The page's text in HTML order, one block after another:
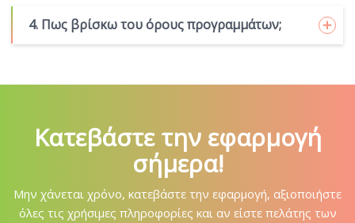
4. Πως βρίσκω του όρους προγραμμάτων;
Κατεβάστε την εφαρμογή
σήμερα!
Μην χάνεται χρόνο, κατεβάστε την εφαρμογή, αξιοποιήστε
όλες τις χρήσιμες πληροφορίες και αν είστε πελάτης των